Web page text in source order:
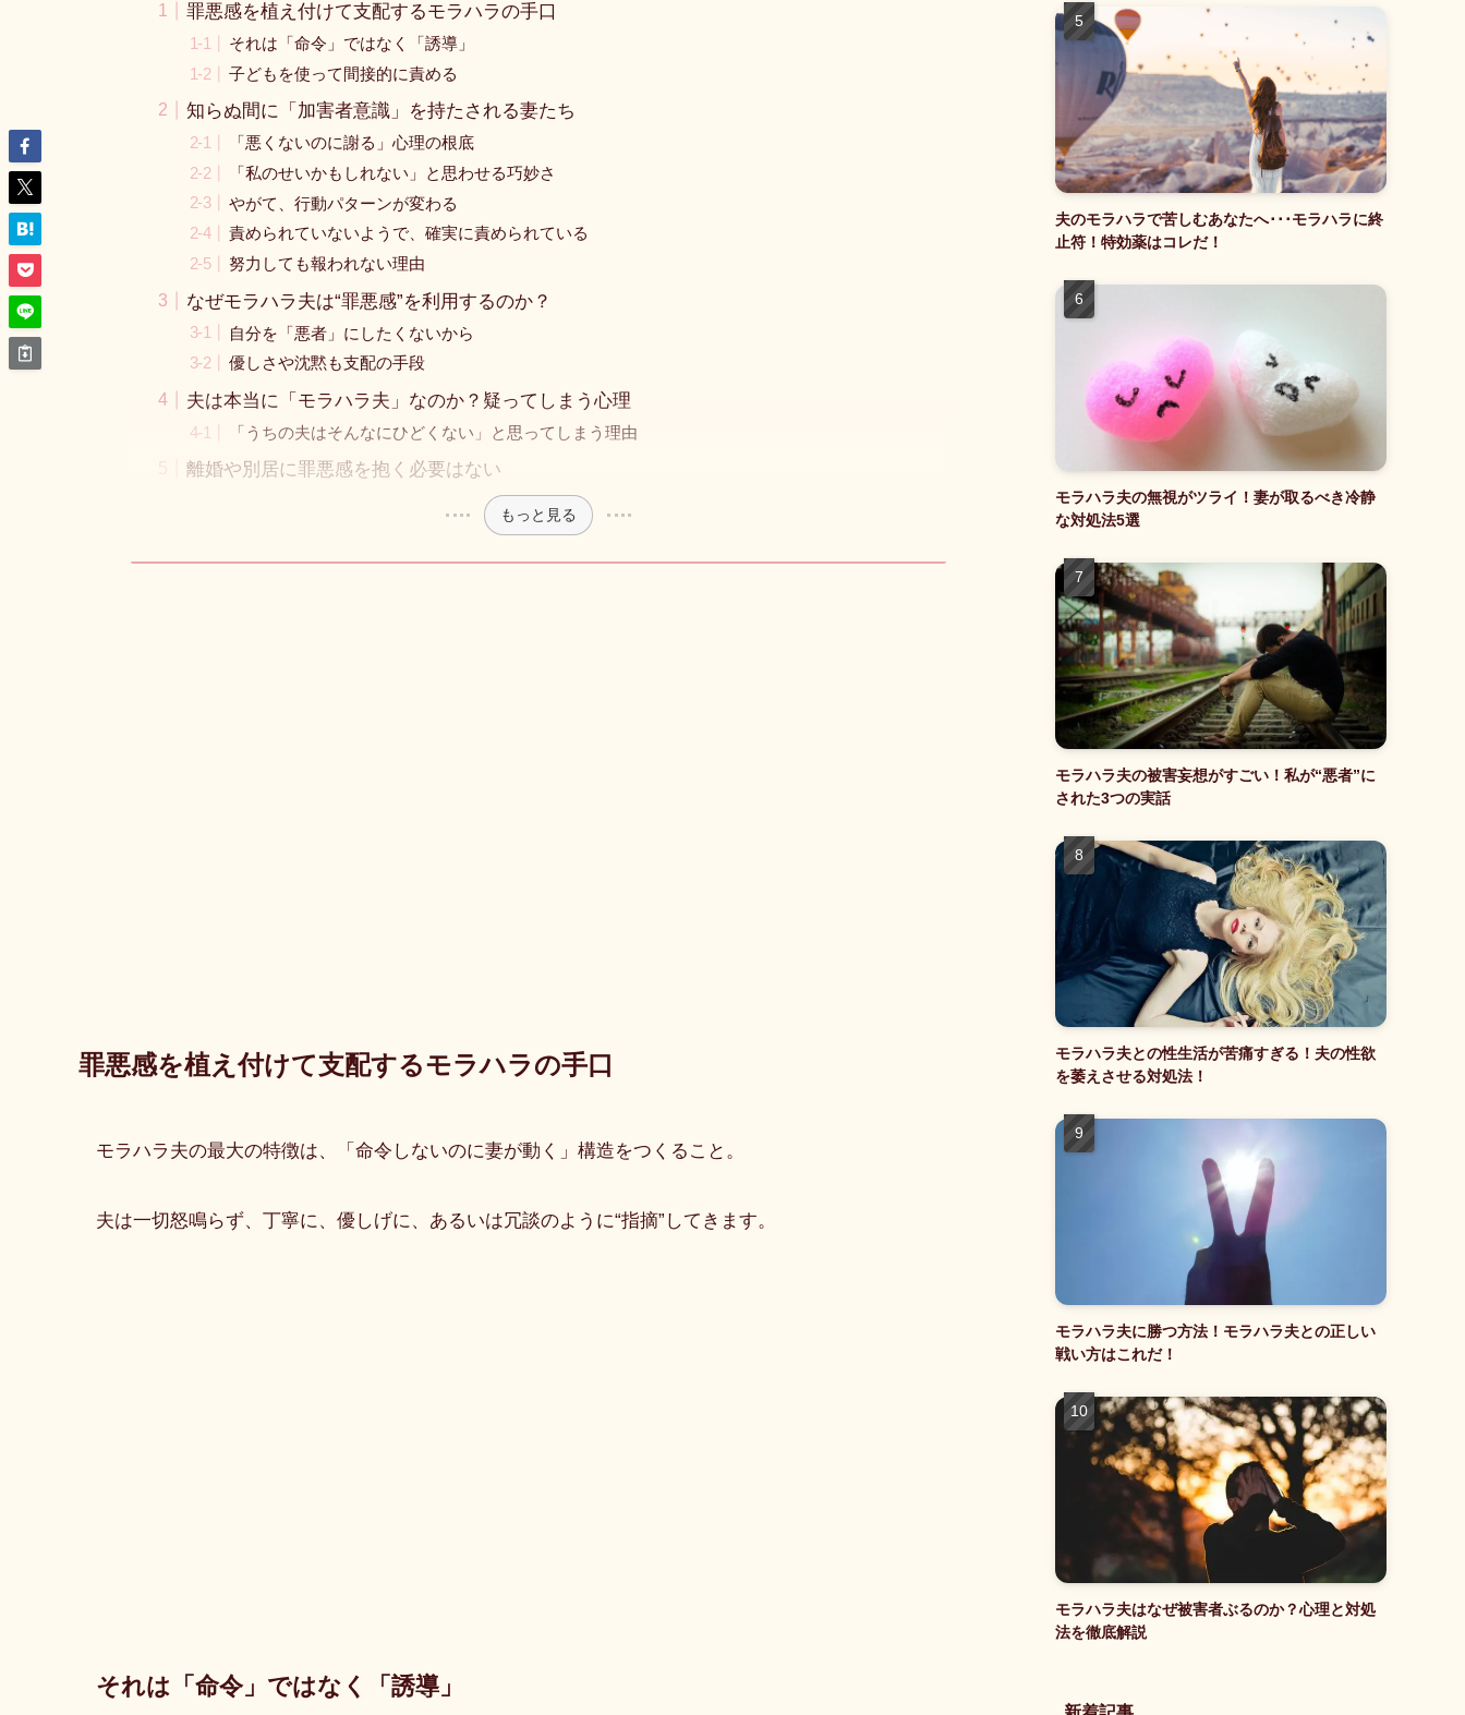
罪悪感を植え付けて支配するモラハラの手口
それは「命令」ではなく「誘導」
子どもを使って間接的に責める
知らぬ間に「加害者意識」を持たされる妻たち
「悪くないのに謝る」心理の根底
「私のせいかもしれない」と思わせる巧妙さ
やがて、行動パターンが変わる
責められていないようで、確実に責められている
努力しても報われない理由
なぜモラハラ夫は“罪悪感”を利用するのか？
自分を「悪者」にしたくないから
優しさや沈黙も支配の手段
夫は本当に「モラハラ夫」なのか？疑ってしまう心理
「うちの夫はそんなにひどくない」と思ってしまう理由
離婚や別居に罪悪感を抱く必要はない
もっと見る
罪悪感を植え付けて支配するモラハラの手口
モラハラ夫の最大の特徴は、「命令しないのに妻が動く」構造をつくること。
夫は一切怒鳴らず、丁寧に、優しげに、あるいは冗談のように“指摘”してきます。
それは「命令」ではなく「誘導」
夫のモラハラで苦しむあなたへ･･･モラハラに終
止符！特効薬はコレだ！
モラハラ夫の無視がツライ！妻が取るべき冷静
な対処法5選
モラハラ夫の被害妄想がすごい！私が“悪者”に
された3つの実話
モラハラ夫との性生活が苦痛すぎる！夫の性欲
を萎えさせる対処法！
モラハラ夫に勝つ方法！モラハラ夫との正しい
戦い方はこれだ！
モラハラ夫はなぜ被害者ぶるのか？心理と対処
法を徹底解説